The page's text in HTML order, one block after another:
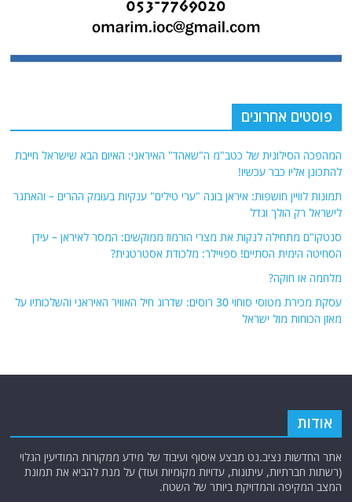
פוסטים אחרונים
המהפכה הסילונית של כטב"מ ה"שאהד" האיראני: האיום הבא שישראל חייבת
להתכונן אליו כבר עכשיו!
תמונות לוויין חושפות: איראן בונה "ערי טילים" ענקיות בעומק ההרים – והאתגר
לישראל רק הולך וגדל
סנטקו"ם מתחילה לנקות את מצרי הורמוז ממוקשים: המסר לאיראן – עידן
הסחיטה הימית הסתיים! ספויילר: מלכודת אסטרטגית?
מלחמה או חוקה?
עסקת מכירת מטוסי סוחוי 30 רוסים: שדרוג חיל האוויר האיראני והשלכותיו על
מאזן הכוחות מול ישראל
אודות
אתר החדשות נציב.נט מבצע איסוף ועיבוד של מידע ממקורות המודיעין הגלוי
(רשתות חברתיות, עיתונות, עדויות מקומיות ועוד) על מנת להביא את תמונת
המצב המקיפה והמדויקת ביותר של השטח.